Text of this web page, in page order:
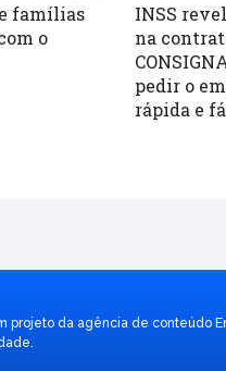
famílias
o
INSS
na
pedir o
rápida e
projeto da agência de conteúdo